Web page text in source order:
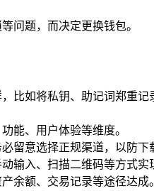
问题，而决定更换钱包。
比如将私钥、助记词郑重
能、用户体验等维度。
留意选择正规渠道，以防下
输入、扫描二维码等方式实
余额、交易记录等途径达成。